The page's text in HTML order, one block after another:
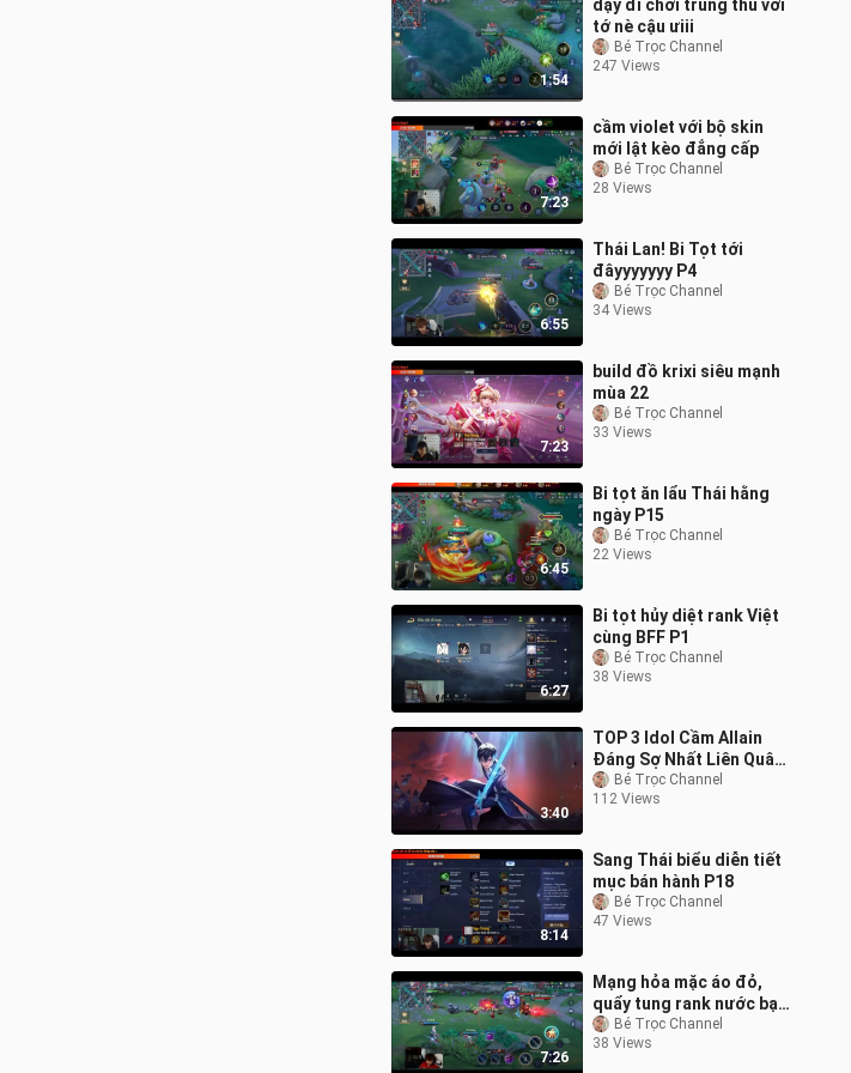
1:54
dậy đi chơi trung thu với
tớ nè cậu ưiii
Bé Trọc Channel
247 Views
7:23
cầm violet với bộ skin
mới lật kèo đẳng cấp
Bé Trọc Channel
28 Views
6:55
Thái Lan! Bi Tọt tới
đâyyyyyyy P4
Bé Trọc Channel
34 Views
7:23
build đồ krixi siêu mạnh
mùa 22
Bé Trọc Channel
33 Views
6:45
Bi tọt ăn lẩu Thái hằng
ngày P15
Bé Trọc Channel
22 Views
6:27
Bi tọt hủy diệt rank Việt
cùng BFF P1
Bé Trọc Channel
38 Views
3:40
TOP 3 Idol Cầm Allain
Đáng Sợ Nhất Liên Quân
P1 Bé Trọc Channel
112 Views
8:14
Sang Thái biểu diễn tiết
mục bán hành P18
Bé Trọc Channel
47 Views
7:26
Mạng hỏa mặc áo đỏ,
quẩy tung rank nước bạn
P13Bé Trọc Channel
38 Views